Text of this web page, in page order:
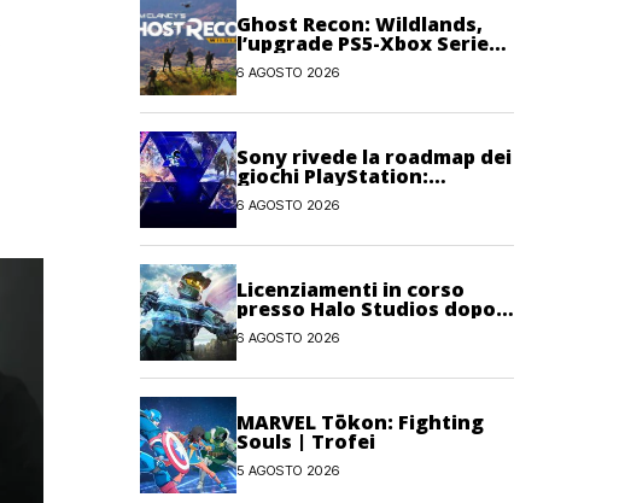
Ghost Recon: Wildlands,
l’upgrade PS5-Xbox Series
potrebbe arrivare oggi
6 AGOSTO 2026
Sony rivede la roadmap dei
giochi PlayStation:
possibili cambiamenti per
l’anno fiscale 2026
6 AGOSTO 2026
Licenziamenti in corso
presso Halo Studios dopo il
lancio di Halo: Campaign
Evolved
6 AGOSTO 2026
MARVEL Tōkon: Fighting
Souls | Trofei
5 AGOSTO 2026